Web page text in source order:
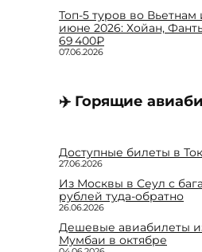
Топ-5 туров во
июне 2026: Хойан,
69 400₽
07.06.2026
✈️ Горящие
Доступные билеты в
27.06.2026
Из Москвы в Сеул с
рублей туда-обратно
26.06.2026
Дешевые авиабилеты
Мумбаи в октябре